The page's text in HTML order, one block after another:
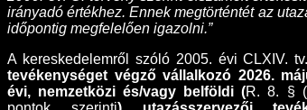
irányadó értékhez. Ennek megtörténtét az
időpontig megfelelően igazolni.”
A kereskedelemről szóló 2005. évi CLXIV.
tevékenységet végző vállalkozó 2026.
évi, nemzetközi és/vagy belföldi (R. 8. §